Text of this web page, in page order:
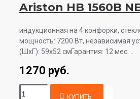
Ariston HB 1560B
индукционная на 4 конфорки,
мощность: 7200 Вт, независимая
(ШхГ): 59x52 смГарантия: 12 мес. ..
1270 руб.
КУПИТЬ